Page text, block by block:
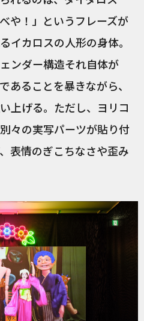
や！」というフレーズが
イカロスの人形の身体。
ンダー構造それ自体が
あることを暴きながら、
上げる。ただし、ヨリコ
々の実写パーツが貼り付
表情のぎこちなさや歪み